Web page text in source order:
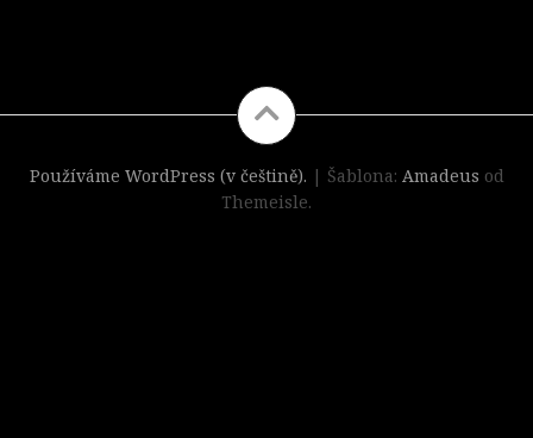
Používáme WordPress (v češtině). | Šablona: Amadeus od
Themeisle.